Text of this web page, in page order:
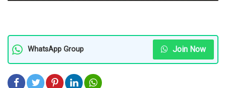
WhatsApp Group Join Now